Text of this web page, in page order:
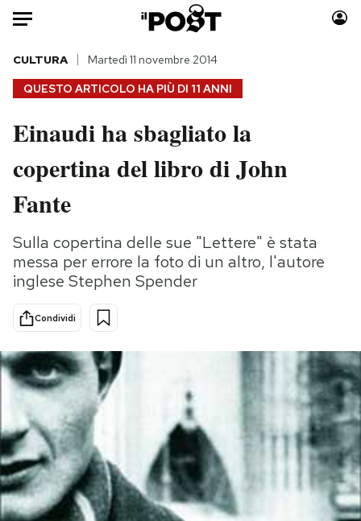
Auto
HOME
Italia
Politica
Tecnologia
Scienza
Cultura
Sport
Moda
Consumismi
Media
PODCAST
NEWSLETTER
I MIEI PREFERITI
QUESTO ARTICOLO HA PIÙ DI 11 ANNI
CULTURA Martedì 11 novembre 2014
Einaudi ha sbagliato la
copertina del libro di John
Fante
Sulla copertina delle sue "Lettere" è stata
messa per errore la foto di un altro, l'autore
inglese Stephen Spender
Condividi